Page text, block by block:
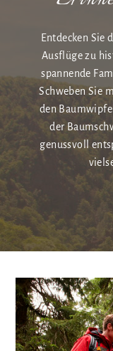
Entdecken Sie
Ausflüge zu
spannende
Schweben Sie
den
der
genussvoll